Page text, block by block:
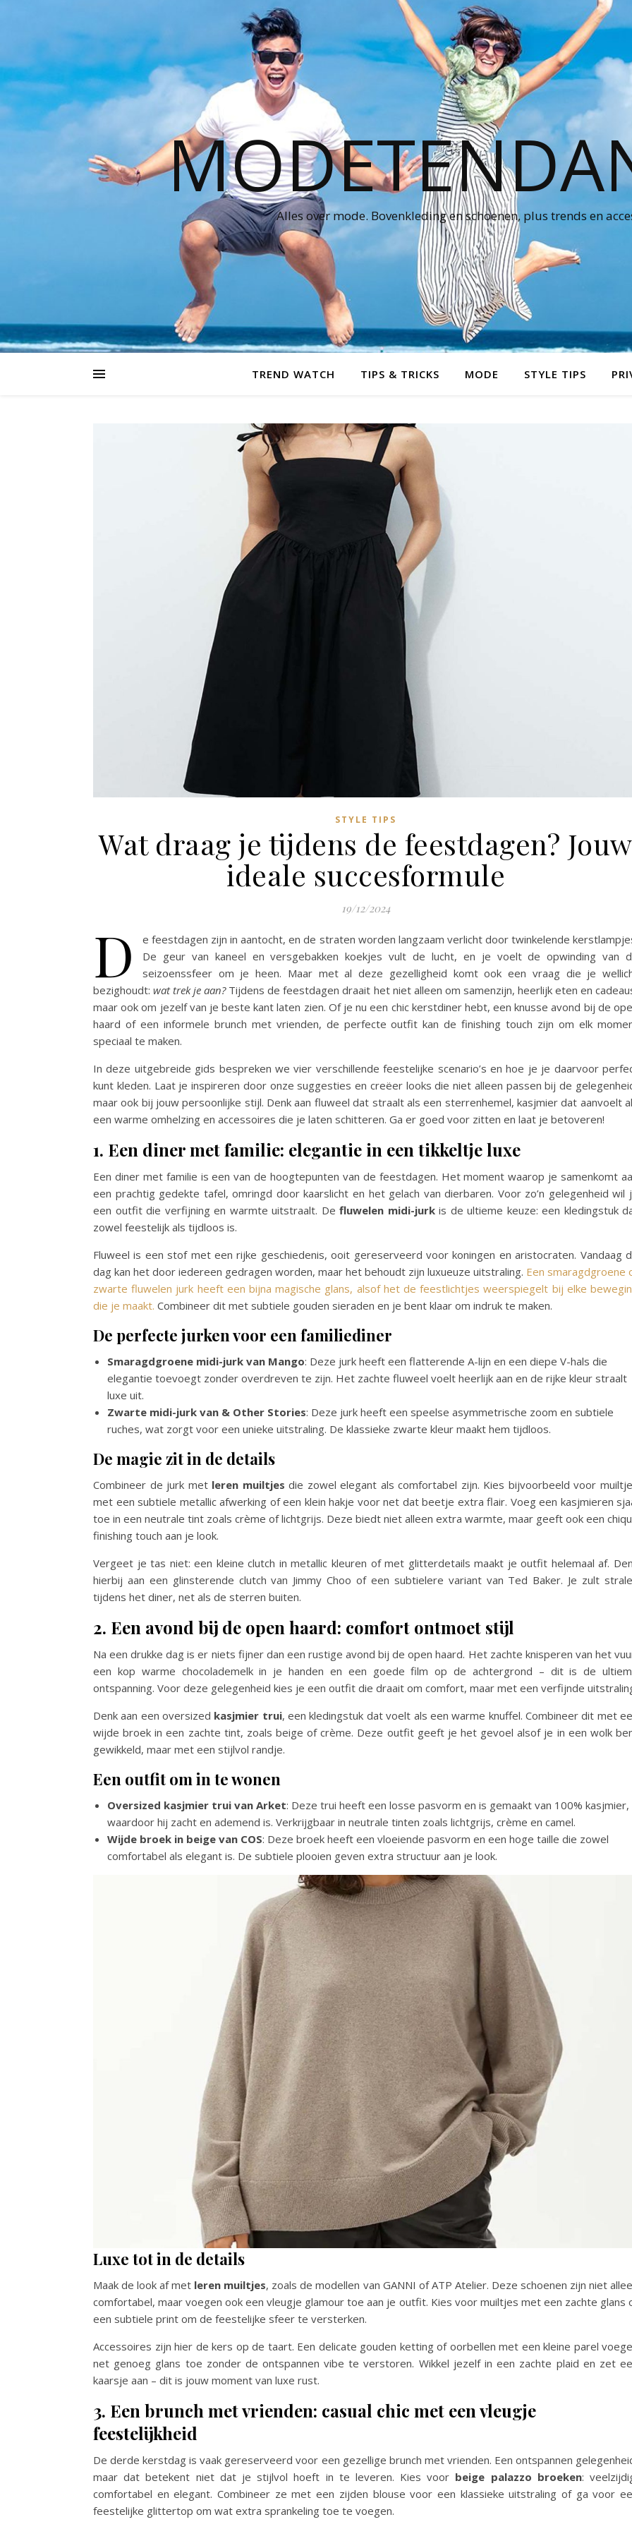
Alles over mode. Bovenkleding en schoenen, plus trends en
TREND WATCH TIPS & TRICKS MODE STYLE TIPS
STYLE TIPS
Wat draag je tijdens de feestdagen? Jouw
ideale succesformule
19/12/2024
D
e feestdagen zijn in aantocht, en de straten worden langzaam verlicht door twinkelende
De geur van kaneel en versgebakken koekjes vult de lucht, en je voelt de opwinding van
seizoenssfeer om je heen. Maar met al deze gezelligheid komt ook een vraag die je
bezighoudt:wat trek je aan?Tijdens de feestdagen draait het niet alleen om samenzijn, heerlijk eten en
maar ook om jezelf van je beste kant laten zien. Of je nu een chic kerstdiner hebt, een knusse avond bij de
haard of een informele brunch met vrienden, de perfecte outfit kan de finishing touch zijn om elk
speciaal te maken.
In deze uitgebreide gids bespreken we vier verschillende feestelijke scenario’s en hoe je je daarvoor
kunt kleden. Laat je inspireren door onze suggesties en creëer looks die niet alleen passen bij de
maar ook bij jouw persoonlijke stijl. Denk aan fluweel dat straalt als een sterrenhemel, kasjmier dat aanvoelt
een warme omhelzing en accessoires die je laten schitteren. Ga er goed voor zitten en laat je betoveren!
1. Een diner met familie: elegantie in een tikkeltje luxe
Een diner met familie is een van de hoogtepunten van de feestdagen. Het moment waarop je samenkomt
een prachtig gedekte tafel, omringd door kaarslicht en het gelach van dierbaren. Voor zo’n gelegenheid wil
een outfit die verfijning en warmte uitstraalt. De fluwelen midi-jurkis de ultieme keuze: een kledingstuk
zowel feestelijk als tijdloos is.
Fluweel is een stof met een rijke geschiedenis, ooit gereserveerd voor koningen en aristocraten. Vandaag
dag kan het door iedereen gedragen worden, maar het behoudt zijn luxueuze uitstraling. Een smaragdgroene
zwarte fluwelen jurk heeft een bijna magische glans, alsof het de feestlichtjes weerspiegelt bij elke
die je maakt. Combineer dit met subtiele gouden sieraden en je bent klaar om indruk te maken.
De perfecte jurken voor een familiediner
Smaragdgroene midi-jurk van Mango: Deze jurk heeft een flatterende A-lijn en een diepe V-hals die
elegantie toevoegt zonder overdreven te zijn. Het zachte fluweel voelt heerlijk aan en de rijke kleur straalt
luxe uit.
Zwarte midi-jurk van & Other Stories: Deze jurk heeft een speelse asymmetrische zoom en subtiele
ruches, wat zorgt voor een unieke uitstraling. De klassieke zwarte kleur maakt hem tijdloos.
De magie zit in de details
Combineer de jurk met leren muiltjes die zowel elegant als comfortabel zijn. Kies bijvoorbeeld voor
met een subtiele metallic afwerking of een klein hakje voor net dat beetje extra flair. Voeg een kasjmieren
toe in een neutrale tint zoals crème of lichtgrijs. Deze biedt niet alleen extra warmte, maar geeft ook een
finishing touch aan je look.
Vergeet je tas niet: een kleine clutch in metallic kleuren of met glitterdetails maakt je outfit helemaal af.
hierbij aan een glinsterende clutch van Jimmy Choo of een subtielere variant van Ted Baker. Je zult
tijdens het diner, net als de sterren buiten.
2. Een avond bij de open haard: comfort ontmoet stijl
Na een drukke dag is er niets fijner dan een rustige avond bij de open haard. Het zachte knisperen van het
een kop warme chocolademelk in je handen en een goede film op de achtergrond – dit is de
ontspanning. Voor deze gelegenheid kies je een outfit die draait om comfort, maar met een verfijnde
Denk aan een oversized kasjmier trui, een kledingstuk dat voelt als een warme knuffel. Combineer dit met
wijde broek in een zachte tint, zoals beige of crème. Deze outfit geeft je het gevoel alsof je in een wolk
gewikkeld, maar met een stijlvol randje.
Een outfit om in te wonen
Oversized kasjmier trui van Arket: Deze trui heeft een losse pasvorm en is gemaakt van 100% kasjmier,
waardoor hij zacht en ademend is. Verkrijgbaar in neutrale tinten zoals lichtgrijs, crème en camel.
Wijde broek in beige van COS: Deze broek heeft een vloeiende pasvorm en een hoge taille die zowel
comfortabel als elegant is. De subtiele plooien geven extra structuur aan je look.
Luxe tot in de details
Maak de look af met leren muiltjes, zoals de modellen van GANNI of ATP Atelier. Deze schoenen zijn niet
comfortabel, maar voegen ook een vleugje glamour toe aan je outfit. Kies voor muiltjes met een zachte glans
een subtiele print om de feestelijke sfeer te versterken.
Accessoires zijn hier de kers op de taart. Een delicate gouden ketting of oorbellen met een kleine parel
net genoeg glans toe zonder de ontspannen vibe te verstoren. Wikkel jezelf in een zachte plaid en zet
kaarsje aan – dit is jouw moment van luxe rust.
3. Een brunch met vrienden: casual chic met een vleugje
feestelijkheid
De derde kerstdag is vaak gereserveerd voor een gezellige brunch met vrienden. Een ontspannen
maar dat betekent niet dat je stijlvol hoeft in te leveren. Kies voor beige palazzo broeken:
comfortabel en elegant. Combineer ze met een zijden blouse voor een klassieke uitstraling of ga voor
feestelijke glittertop om wat extra sprankeling toe te voegen.